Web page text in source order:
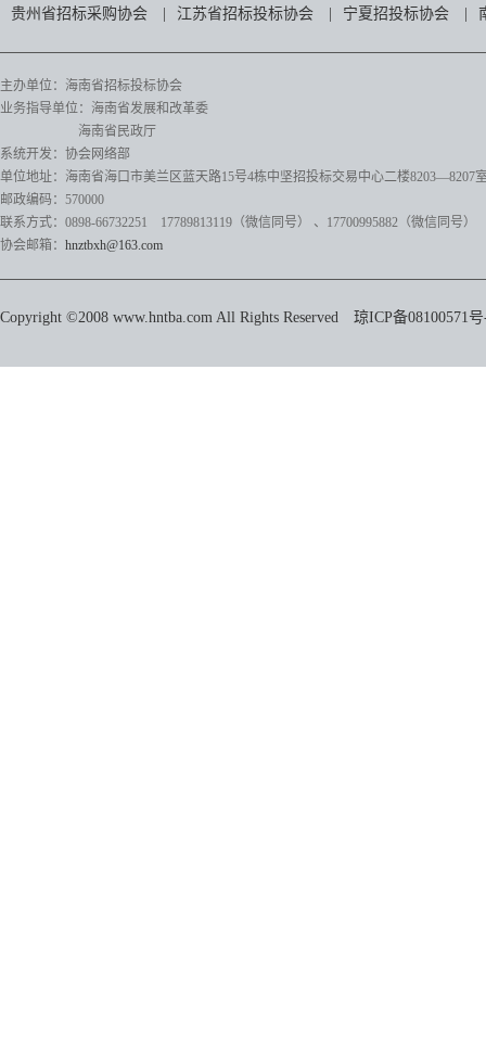
贵州省招标采购协会
江苏省招标投标协会 宁夏招投标协会
主办单位：海南省招标投标协会
业务指导单位：海南省发展和改革委
海南省民政厅
系统开发：协会网络部
单位地址：海南省海口市美兰区蓝天路15号4栋中坚招投标交易中心二楼8203—8207
邮政编码：570000
联系方式：0898-66732251 17789813119（微信同号）
、17700995882 （微信同号）
协会邮箱： hnztbxh@163.com
Copyright ©2008 www.hntba.com All Rights Reserved 琼ICP备08100571